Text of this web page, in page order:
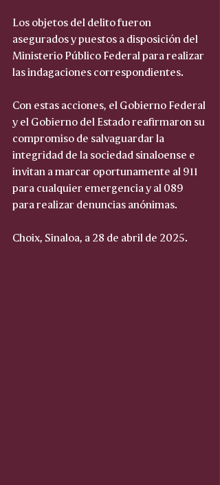
Los objetos del delito fueron
asegurados y puestos a disposición del
Ministerio Público Federal para realizar
las indagaciones correspondientes.
Con estas acciones, el Gobierno Federal
y el Gobierno del Estado reafirmaron su
compromiso de salvaguardar la
integridad de la sociedad sinaloense e
invitan a marcar oportunamente al 911
para cualquier emergencia y al 089
para realizar denuncias anónimas.
Choix, Sinaloa, a 28 de abril de 2025.